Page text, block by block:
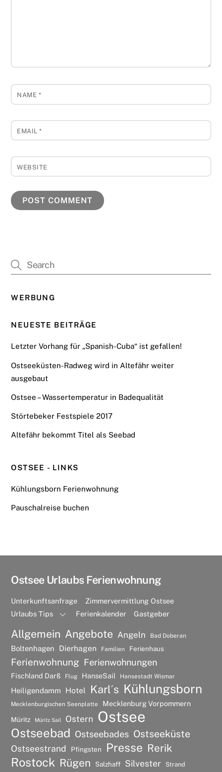
NAME *
EMAIL*
WEBSITE
WERBUNG
NEUESTE BEITRÄGE
Letzter Vorhang für „Spanish-Cuba“ ist gefallen!
Ostseeküsten-Radweg wird in Altefähr weiter
ausgebaut
Ostsee – Wassertemperatur in Badequalität
Störtebeker Festspiele 2017
Altefähr bekommt Titel als Seebad
OSTSEE - LINKS
Kühlungsborn Ferienwohnung
Pauschalreise buchen
Ostsee Urlaubs Ferienwohnung
Unterkunftsanfrage
Zimmervermittlung Ostsee
Urlaubs Tips
Ferienkalender Gastgeber
Allgemein Angebote Angeln Bad Doberan
Boltenhagen Dierhagen Familien Ferienhaus
Ferienwohnung Ferienwohnungen
Fischland Darß Flug HanseSail Hansestadt Wismar
Heiligendamm Hotel Karl´s Kühlungsborn
Mecklenburgischen Seenplatte Mecklenburg Vorpommern
Müritz Müritz Sail Ostern Ostsee
Ostseebad Ostseebades Ostseeküste
Ostseestrand Pfingsten Presse Rerik
Rostock Rügen Salzhaff Silvester Strand